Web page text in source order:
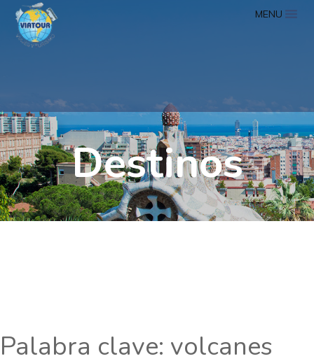
MENU
Destinos
Palabra clave: volcanes